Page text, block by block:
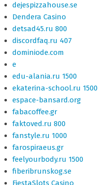
dejespizzahouse.se
Dendera Casino
detsad45.ru 800
discordfaq.ru 407
dominiode.com
e
edu-alania.ru 1500
ekaterina-school.ru 1500
espace-bansard.org
fabacoffee.gr
faktoved.ru 800
fanstyle.ru 1000
farospiraeus.gr
feelyourbody.ru 1500
fiberibrunskog.se
FiestaSlots Casino